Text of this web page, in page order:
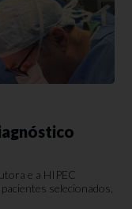
e a HIPEC
selecionados,